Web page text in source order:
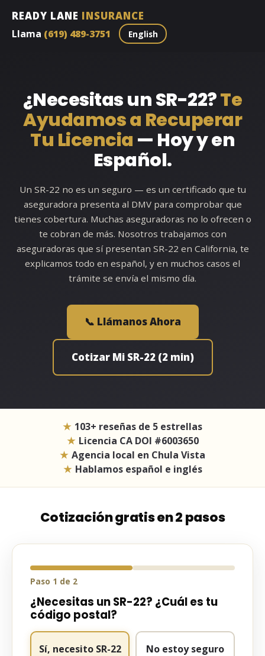
READY LANE INSURANCE
Llama (619) 489-3751 English
¿Necesitas un SR-22?Te
Ayudamos a Recuperar
Tu Licencia — Hoy y en
Español.
Un SR-22 no es un seguro — es un certificado que tu
aseguradora presenta al DMV para comprobar que
tienes cobertura. Muchas aseguradoras no lo ofrecen o
te cobran de más. Nosotros trabajamos con
aseguradoras que sí presentan SR-22 en California, te
explicamos todo en español, y en muchos casos el
trámite se envía el mismo día.
📞 Llámanos Ahora
Cotizar Mi SR-22 (2 min)
103+ reseñas de 5 estrellas
Licencia CA DOI #6003650
Agencia local en Chula Vista
Hablamos español e inglés
Cotización gratis en 2 pasos
Paso 1 de 2
¿Necesitas un SR-22? ¿Cuál es tu
código postal?
Sí, necesito SR-22 No estoy seguro